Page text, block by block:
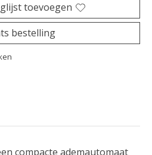
toevoegen
bestelling
compacte ademautomaat